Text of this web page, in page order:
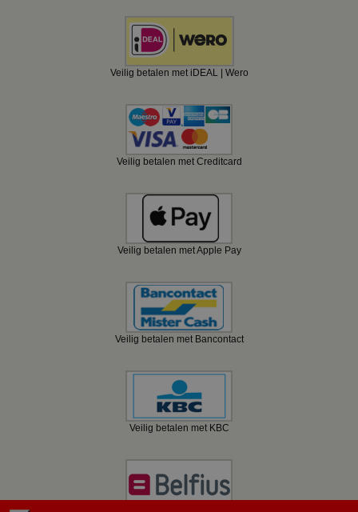
Veilig betalen met iDEAL | Wero
Veilig betalen met Creditcard
Veilig betalen met Apple Pay
Veilig betalen met Bancontact
Veilig betalen met KBC